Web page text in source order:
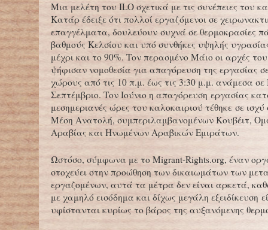
Μια μελέτη του ILO σχετικά με τις συνέπειες του
Κατάρ έδειξε ότι πολλοί εργαζόμενοι σε
επαγγέλματα, δουλεύουν συχνά σε θερμοκρασίες
βαθμούς Κελσίου και υπό συνθήκες υψηλής
μέχρι και το 90%. Τον περασμένο Μάιο οι αρχές
ψήφισαν νομοθεσία για απαγόρευση της εργασίας
χώρους από τις 10 π.μ. έως τις 3:30 μ.μ. ανάμεσα σε
Σεπτέμβριο. Τον Ιούνιο η απαγόρευση εργασίας
μεσημεριανές ώρες του καλοκαιριού τέθηκε σε
Μέση Ανατολή, συμπεριλαμβανομένων Κουβέιτ,
Αραβίας και Ηνωμένων Αραβικών Εμιράτων.
Ωστόσο, σύμφωνα με το Migrant-Rights.org, έναν
στοχεύει στην προώθηση των δικαιωμάτων των
εργαζομένων, αυτά τα μέτρα δεν είναι αρκετά,
με χαμηλό εισόδημα και δίχως μεγάλη εξειδίκευση
υφίστανται κυρίως το βάρος της αυξανόμενης